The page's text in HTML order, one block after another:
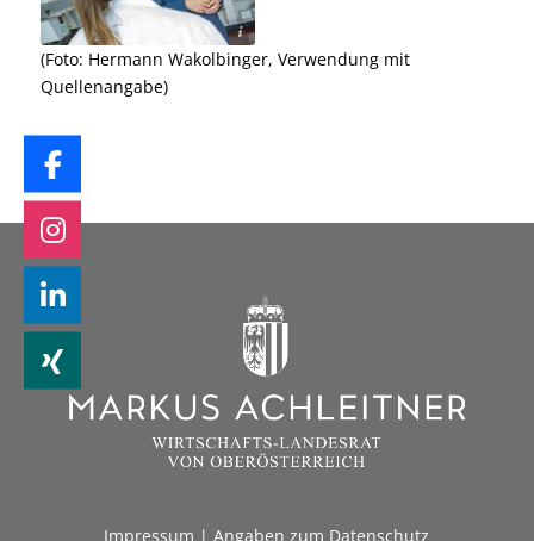
/ Verwendung mit Quellenabgabe
(Foto: Hermann Wakolbinger, Verwendung mit
Quellenangabe)
Impressum |Angaben zum Datenschutz